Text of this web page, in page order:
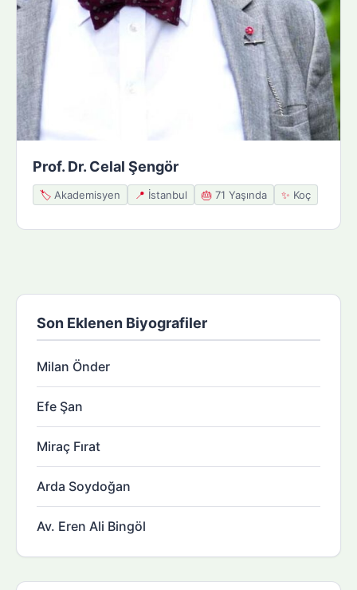
Prof. Dr. Celal Şengör
🏷️ Akademisyen 📍 İstanbul 🎂 71 Yaşında ✨ Koç
Son Eklenen Biyografiler
Milan Önder
Efe Şan
Miraç Fırat
Arda Soydoğan
Av. Eren Ali Bingöl